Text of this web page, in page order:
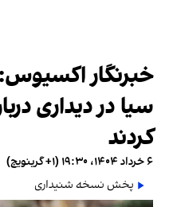
خبرنگار
سیا در دیداری
کردند
۶ خرداد ۱۴۰۴، ۱۹:۳۰ (‎+۱ گرینویچ)
پخش نسخه شنیداری